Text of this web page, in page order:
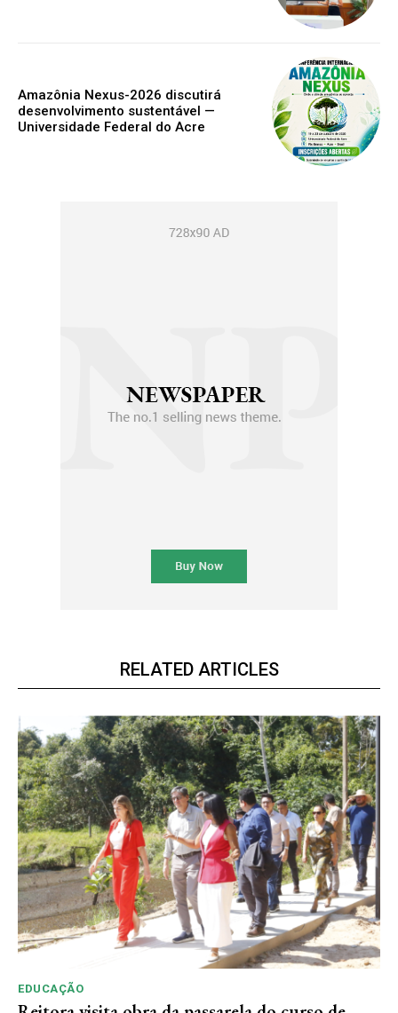
Amazônia Nexus-2026 discutirá
desenvolvimento sustentável —
Universidade Federal do Acre
RELATED ARTICLES
EDUCAÇÃO